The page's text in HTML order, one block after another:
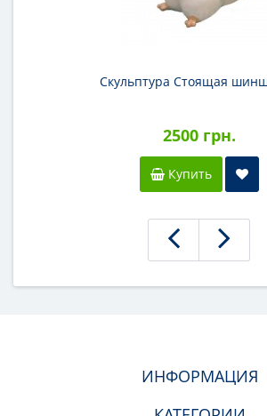
Скульптура Стоящая
2500 грн.
Купить
ИНФОРМАЦИЯ